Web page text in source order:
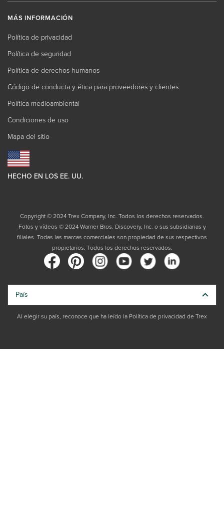
MÁS INFORMACIÓN
Política de privacidad
Política de seguridad
Política de derechos humanos
Código de conducta y ética para proveedores y clientes
Política medioambiental
Condiciones de uso
Mapa del sitio
HECHO EN LOS EE. UU.
Copyright © 2024 Trex Company, Inc. Todos los derechos reservados.
Fotos y vídeos © 2024 Warner Bros. Discovery, Inc. o sus subsidiarias y
filiales. Todas las marcas comerciales son propiedad de sus respectivos
propietarios. Todos los derechos reservados.
País
Al elegir su país, reconoce que ha leído la Política de privacidad de Trex